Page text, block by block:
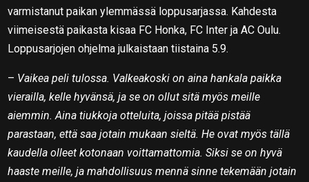
varmistanut paikan ylemmässä loppusarjassa. Kahdesta
viimeisestä paikasta kisaa FC Honka, FC Inter ja AC Oulu.
Loppusarjojen ohjelma julkaistaan tiistaina 5.9.
– Vaikea peli tulossa. Valkeakoski on aina hankala paikka
vierailla, kelle hyvänsä, ja se on ollut sitä myös meille
aiemmin. Aina tiukkoja otteluita, joissa pitää pistää
parastaan, että saa jotain mukaan sieltä. He ovat myös tällä
kaudella olleet kotonaan voittamattomia. Siksi se on hyvä
haaste meille, ja mahdollisuus mennä sinne tekemään jotain